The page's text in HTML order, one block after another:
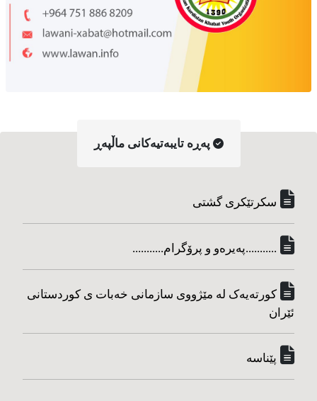
په‌ڕه‌ تایبه‌تیه‌کانی ماڵپه‌ڕ
سکرتێکری گشتی
...........په‌یره‌و و پرۆگرام...........
کورته‌یه‌ک له مێژووی سازمانی خه‌بات ی کوردستانی
ئێران
پێناسه‌